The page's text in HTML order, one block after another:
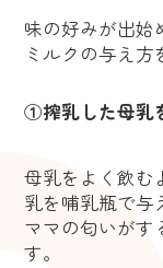
味の好みが出始
ミルクの与え方
①搾乳した母乳
母乳をよく飲む
乳を哺乳瓶で与
ママの匂いがす
す。